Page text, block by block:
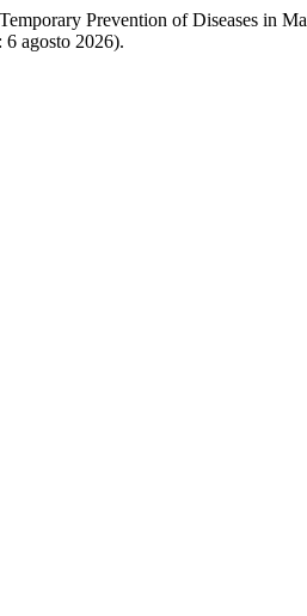
Prevention of Diseases in
agosto 2026).